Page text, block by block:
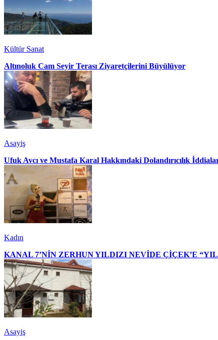
Kültür Sanat
Altınoluk Cam Seyir Terası Ziyaretçilerini Büyülüyor
Asayiş
Ufuk Avcı ve Mustafa Karal Hakkındaki Dolandırıcılık
Kadın
KANAL 7’NİN ZERHUN YILDIZI NEVİDE ÇİÇEK’E
Asayiş